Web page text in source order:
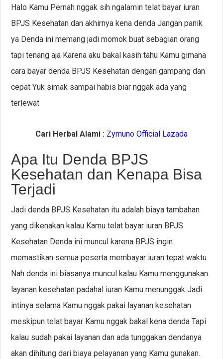
Halo Kamu Pernah nggak sih ngalamin telat bayar iuran
BPJS Kesehatan dan akhirnya kena denda Jangan panik
ya Denda ini memang jadi momok buat sebagian orang
tapi tenang aja Karena aku bakal kasih tahu Kamu gimana
cara bayar denda BPJS Kesehatan dengan gampang dan
cepat Yuk simak sampai habis biar nggak ada yang
terlewat
Cari Herbal Alami : Zymuno Official Lazada
Apa Itu Denda BPJS
Kesehatan dan Kenapa Bisa
Terjadi
Jadi denda BPJS Kesehatan itu adalah biaya tambahan
yang dikenakan kalau Kamu telat bayar iuran BPJS
Kesehatan Denda ini muncul karena BPJS ingin
memastikan semua peserta membayar iuran tepat waktu
Nah denda ini biasanya muncul kalau Kamu menggunakan
layanan kesehatan padahal iuran Kamu menunggak Jadi
intinya selama Kamu nggak pakai layanan kesehatan
meskipun telat bayar Kamu nggak bakal kena denda Tapi
kalau sudah pakai layanan dan ada tunggakan dendanya
akan dihitung dari biaya pelayanan yang Kamu gunakan.